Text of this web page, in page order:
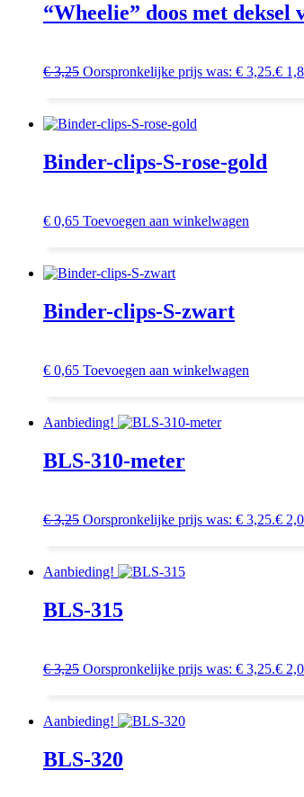
“Wheelie” doos met deksel
€3,25 Oorspronkelijke prijs was: € 3,25.€
Binder-clips-S-rose-gold
€ 0,65 Toevoegen aan winkelwagen
Binder-clips-S-zwart
€ 0,65 Toevoegen aan winkelwagen
Aanbieding!
BLS-310-meter
€3,25 Oorspronkelijke prijs was: € 3,25.€
Aanbieding!
BLS-315
€3,25 Oorspronkelijke prijs was: € 3,25.€
Aanbieding!
BLS-320